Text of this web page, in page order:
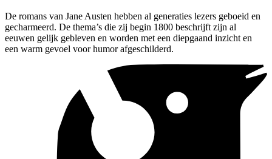
De romans van Jane Austen hebben al generaties lezers geboeid en
gecharmeerd. De thema’s die zij begin 1800 beschrijft zijn al
eeuwen gelijk gebleven en worden met een diepgaand inzicht en
een warm gevoel voor humor afgeschilderd.